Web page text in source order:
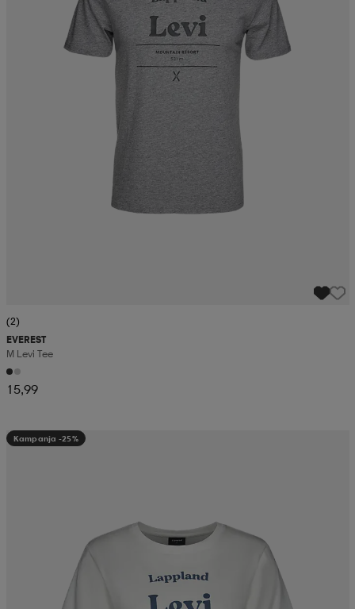
(2)
EVEREST
M Levi Tee
15,99
Kampanja -25%